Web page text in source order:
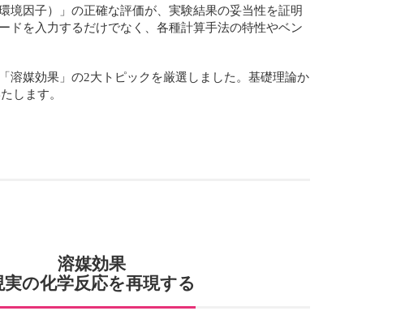
境因子）」の正確な評価が、実験結果の妥当性を証明
ドを入力するだけでなく、各種計算手法の特性やベン
溶媒効果」の2大トピックを厳選しました。基礎理論か
します。
溶媒効果
実の化学反応を再現する